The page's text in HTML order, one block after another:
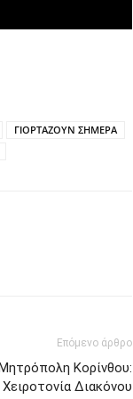
ΓΙΟΡΤΑΖΟΥΝ ΣΗΜΕΡΑ
Επόμενο άρθρο
Κορίνθου:
Χειροτονία Διακόνου